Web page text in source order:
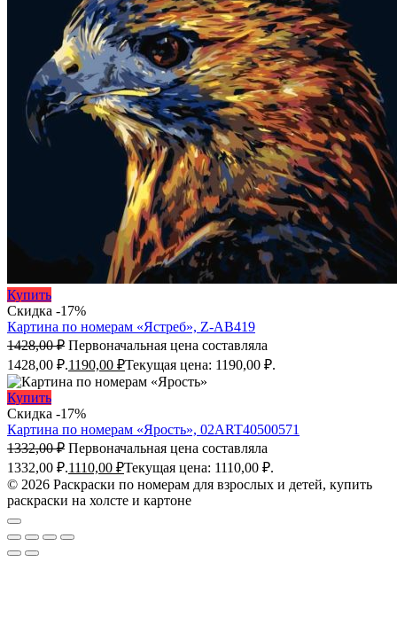
Купить
Скидка -17%
Картина по номерам «Ястреб», Z-AB419
1428,00₽ Первоначальная цена составляла
1428,00 ₽.1190,00 ₽Текущая цена: 1190,00 ₽.
Купить
Скидка -17%
Картина по номерам «Ярость», 02ART40500571
1332,00₽ Первоначальная цена составляла
1332,00 ₽.1110,00 ₽Текущая цена: 1110,00 ₽.
© 2026 Раскраски по номерам для взрослых и детей, купить
раскраски на холсте и картоне